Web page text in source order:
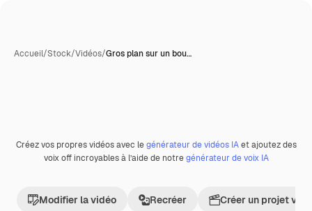
Accueil/Stock/Vidéos/Gros plan sur un bou…
Créez vos propres vidéos avec legénérateur de vidéos IAet ajoutez des
voix off incroyables à l’aide de notregénérateur de voix IA
Modifier la vidéo Recréer Créer un projet